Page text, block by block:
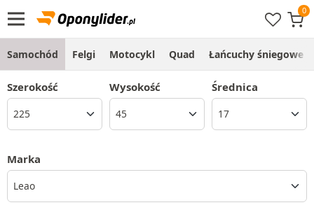
Samochód Felgi Motocykl Quad Łańcuchy śniegowe
Szerokość Wysokość Średnica
Marka
Leao